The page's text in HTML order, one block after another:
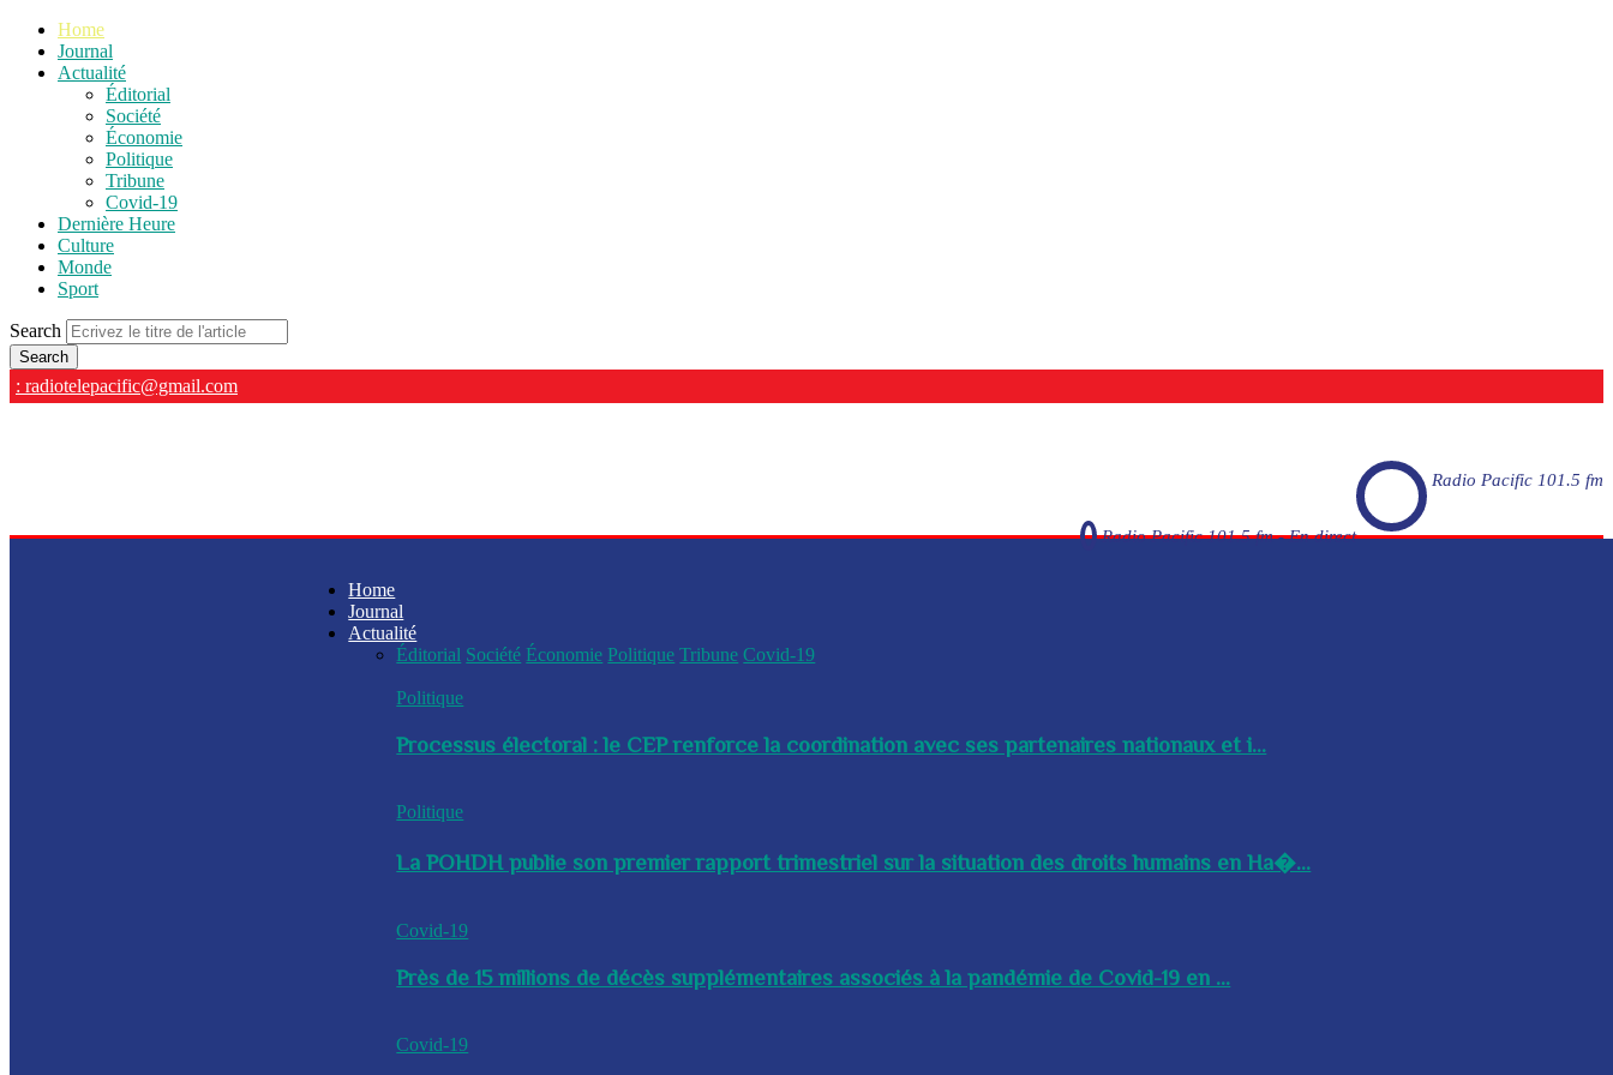
Home
Journal
Actualité
Éditorial
Société
Économie
Politique
Tribune
Covid-19
Dernière Heure
Culture
Monde
Sport
Search
: radiotelepacific@gmail.com
Radio Pacific 101.5 fm
Radio Pacific 101.5 fm - En direct
Home
Journal
Actualité
Éditorial Société Économie Politique Tribune Covid-19
Politique
Processus électoral : le CEP renforce la coordination avec ses partenaires nationaux et i...
Politique
La POHDH publie son premier rapport trimestriel sur la situation des droits humains en Ha�...
Covid-19
Près de 15 millions de décès supplémentaires associés à la pandémie de Covid-19 en ...
Covid-19